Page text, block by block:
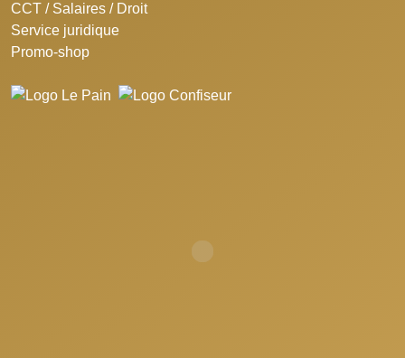
CCT / Salaires / Droit
Service juridique
Promo-shop